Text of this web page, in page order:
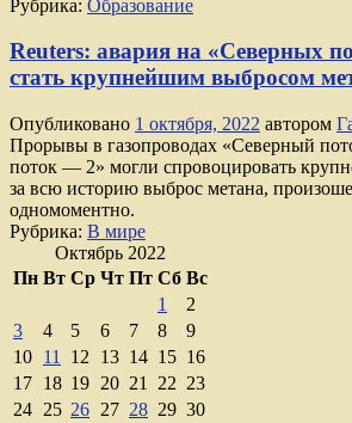
Рубрика: Образование
Reuters: авария на «Северных
стать крупнейшим выбросом
Опубликовано 1 октября, 2022 автором
Прорывы в газопроводах «Северный
поток — 2» могли спровоцировать
за всю историю выброс метана,
одномоментно.
Рубрика: В мире
Октябрь 2022
Пн Вт Ср Чт Пт Сб Вс
1
2
3
4 5 6 7 8
9
10 11 12 13 14 15 16
17 18 19 20 21 22 23
24 25 26 27 28 29 30